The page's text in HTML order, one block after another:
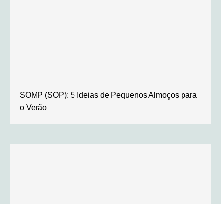
SOMP (SOP): 5 Ideias de Pequenos Almoços para
o Verão